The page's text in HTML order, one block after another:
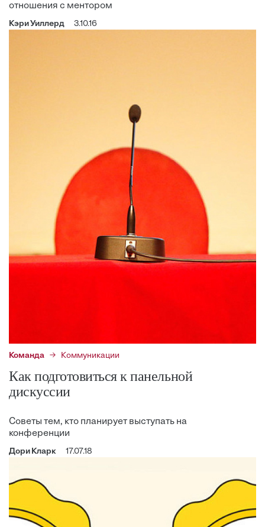
отношения с ментором
Кэри Уиллерд 3.10.16
Команда Коммуникации
Как подготовиться к панельной
дискуссии
Советы тем, кто планирует выступать на
конференции
Дори Кларк 17.07.18